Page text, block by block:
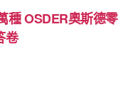
種 OSDER奧斯德零
卷